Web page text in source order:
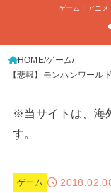
ゲーム・アニ
HOME ゲーム
【悲報】モンハンワール
※当サイトは、海
す。
ゲーム